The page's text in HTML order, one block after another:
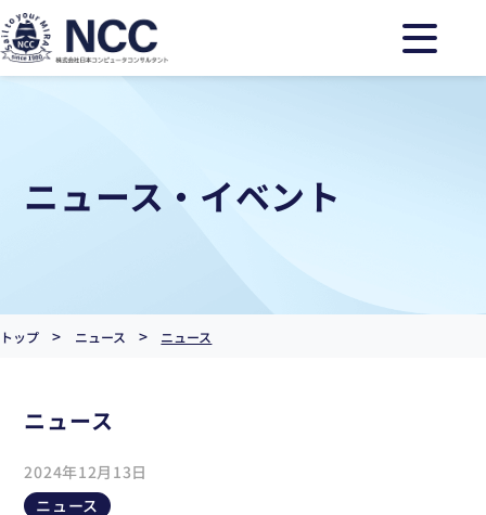
ニュース・イベント
トップ > ニュース > ニュース
ニュース
2024年12月13日
ニュース